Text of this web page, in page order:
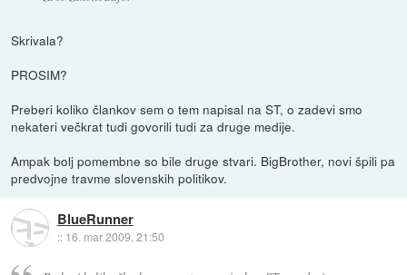
Skrivala?
PROSIM?
Preberi koliko člankov sem o tem napisal na ST, o zadevi smo
nekateri večkrat tudi govorili tudi za druge medije.
Ampak bolj pomembne so bile druge stvari. BigBrother, novi špili pa
predvojne travme slovenskih politikov.
BlueRunner
:: 16. mar 2009, 21:50